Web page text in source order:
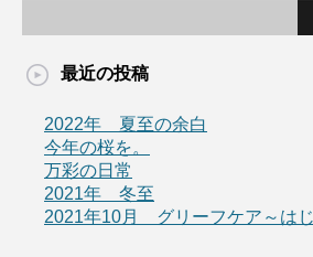
最近の投稿
2022年 夏至の余白
今年の桜を。
万彩の日常
2021年 冬至
2021年10月 グリーフケア～は